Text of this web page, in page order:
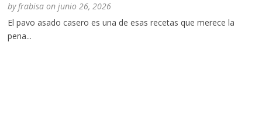
byfrabisa onjunio 26, 2026
El pavo asado casero es una de esas recetas que merece la
pena...